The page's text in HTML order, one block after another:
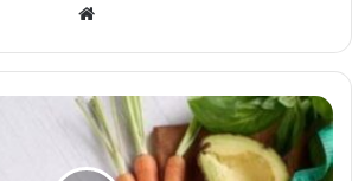
Web